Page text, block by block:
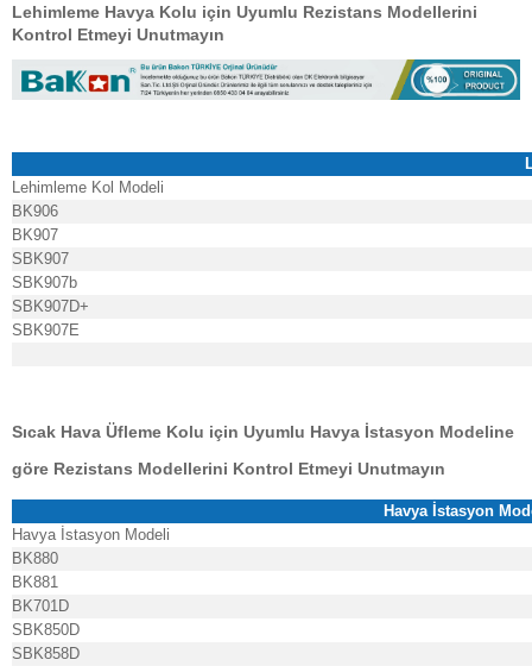
Lehimleme Havya Kolu için Uyumlu Rezistans Modellerini
Kontrol Etmeyi Unutmayın
Lehimleme Kol Modeli
BK906
BK907
SBK907
SBK907b
SBK907D+
SBK907E
Sıcak Hava Üfleme Kolu için Uyumlu Havya İstasyon Modeline
göre Rezistans Modellerini Kontrol Etmeyi Unutmayın
Havya İstasyon
Havya İstasyon Modeli
BK880
BK881
BK701D
SBK850D
SBK858D